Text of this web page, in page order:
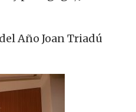
Año Joan Triadú